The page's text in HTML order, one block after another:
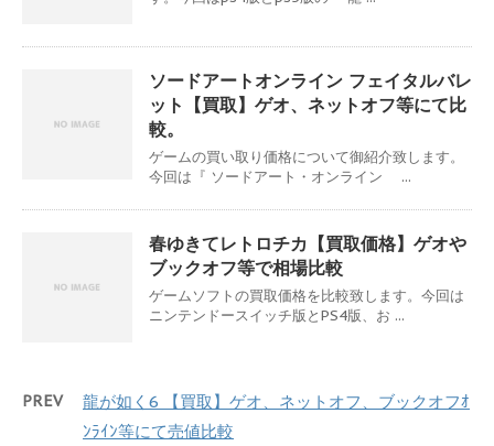
ソードアートオンライン フェイタルバレ
ット【買取】ゲオ、ネットオフ等にて比
較。
ゲームの買い取り価格について御紹介致します。
今回は『 ソードアート・オンライン ...
春ゆきてレトロチカ【買取価格】ゲオや
ブックオフ等で相場比較
ゲームソフトの買取価格を比較致します。今回は
ニンテンドースイッチ版とPS4版、お ...
PREV
龍が如く6 【買取】ゲオ、ネットオフ、ブックオフｵ
ﾝﾗｲﾝ等にて売値比較